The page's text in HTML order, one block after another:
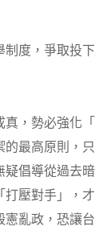
度，爭取投
，勢必強化
最高原則，
倡導從過去
壓對手」，
亂政，恐讓